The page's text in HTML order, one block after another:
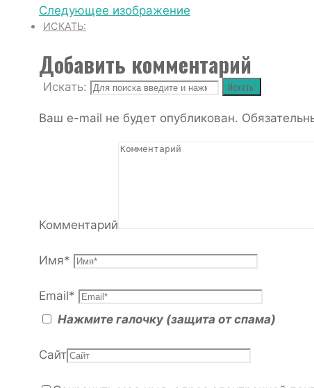
ИСКАТЬ:
Искать: Искать:
Следующее изображение
Добавить комментарий
Ваш e-mail не будет опубликован.
Комментарий
Имя*
Email*
Нажмите галочку (защита от спама)
Сайт